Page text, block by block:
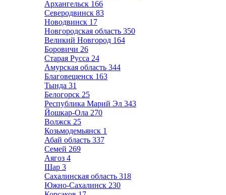
Архангельск 166
Северодвинск 83
Новодвинск 17
Новгородская область 350
Великий Новгород 164
Боровичи 26
Старая Русса 24
Амурская область 344
Благовещенск 163
Тында 31
Белогорск 25
Республика Марий Эл 343
Йошкар-Ола 270
Волжск 25
Козьмодемьянск 1
Абай область 337
Семей 269
Аягоз 4
Шар 3
Сахалинская область 318
Южно-Сахалинск 230